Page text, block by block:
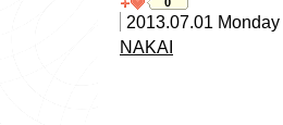
2013.07.01 Monday
NAKAI